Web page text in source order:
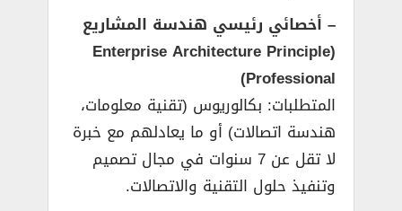
– أخصائي رئيسي هندسة المشاريع
(Enterprise Architecture Principle
Professional)
المتطلبات: بكالوريوس (تقنية معلومات،
هندسة اتصالات) أو ما يعادلهم مع خبرة
لا تقل عن 7 سنوات في مجال تصميم
وتنفيذ حلول التقنية والاتصالات.